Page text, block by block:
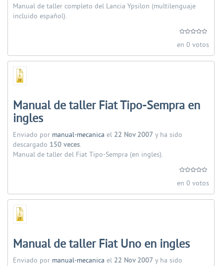
Manual de taller completo del Lancia Ypsilon (multilenguaje
incluido español).
en 0 votos
Manual de taller Fiat Tipo-Sempra en
ingles
Enviado por manual-mecanica el 22 Nov 2007 y ha sido
descargado 150 veces.
Manual de taller del Fiat Tipo-Sempra (en ingles).
en 0 votos
Manual de taller Fiat Uno en ingles
Enviado por manual-mecanica el 22 Nov 2007 y ha sido